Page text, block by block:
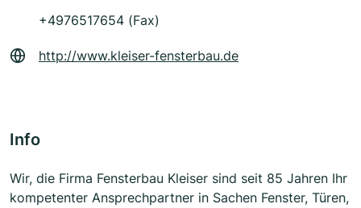
+4976517654 (Fax)
http://www.kleiser-fensterbau.de
Info
Wir, die Firma Fensterbau Kleiser sind seit 85 Jahren Ihr
kompetenter Ansprechpartner in Sachen Fenster, Türen,